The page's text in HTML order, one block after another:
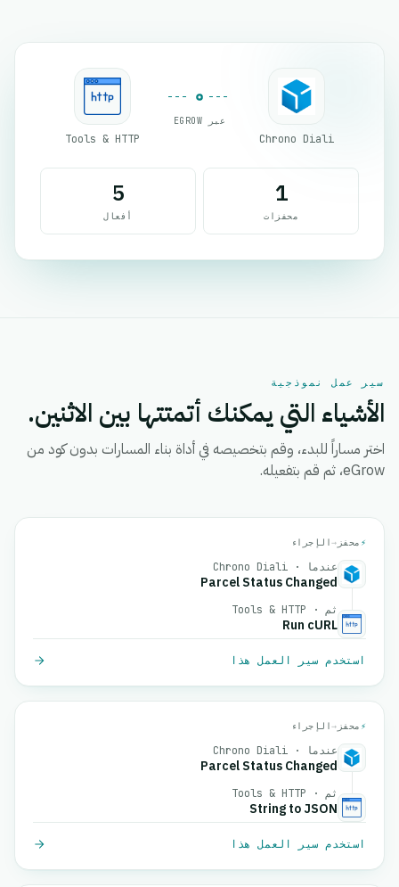
Chrono Diali
عبر EGROW
Tools & HTTP
1
محفزات
5
أفعال
سير عمل نموذجية
الأشياء التي يمكنك أتمتتها بين الاثنين.
اختر مساراً للبدء، وقم بتخصيصه في أداة بناء المسارات بدون كود من
eGrow، ثم قم بتفعيله.
⚡ محفز →الإجراء
عندما · Chrono Diali
Parcel Status Changed
ثم · Tools & HTTP
Run cURL
استخدم سير العمل هذا
⚡ محفز →الإجراء
عندما · Chrono Diali
Parcel Status Changed
ثم · Tools & HTTP
String to JSON
استخدم سير العمل هذا